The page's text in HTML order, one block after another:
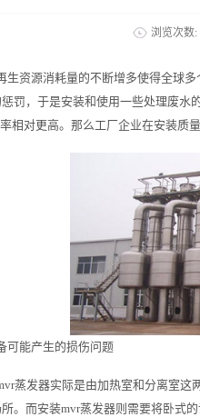
浏览次数:
生资源消耗量的不断增多使得全球
罚，于是安装和使用一些处理废
相对更高。那么工厂企业在安装质
可能产生的损伤问题
蒸发器实际是由加热室和分离室
。而安装mvr蒸发器则需要将卧式